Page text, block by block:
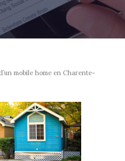
mobile home en Charente-